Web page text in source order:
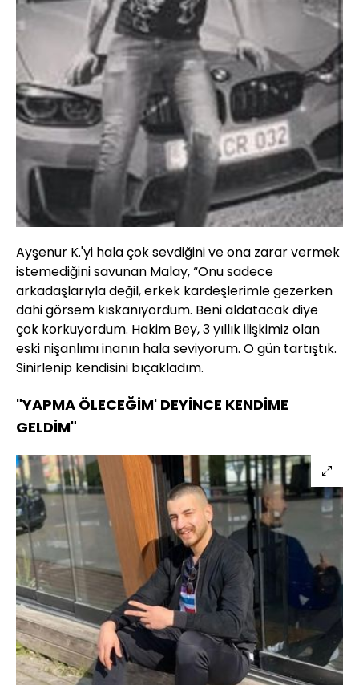
Ayşenur K.'yi hala çok sevdiğini ve ona zarar vermek
istemediğini savunan Malay, “Onu sadece
arkadaşlarıyla değil, erkek kardeşlerimle gezerken
dahi görsem kıskanıyordum. Beni aldatacak diye
çok korkuyordum. Hakim Bey, 3 yıllık ilişkimiz olan
eski nişanlımı inanın hala seviyorum. O gün tartıştık.
Sinirlenip kendisini bıçakladım.
"YAPMA ÖLECEĞİM' DEYİNCE KENDİME
GELDİM"